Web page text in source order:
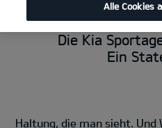
Die Kia
Ein
Haltung, die man sieht.
Alle Cookies